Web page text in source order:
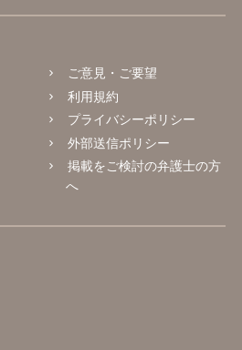
ご意見・ご要望
利用規約
プライバシーポリシー
外部送信ポリシー
掲載をご検討の弁護士の方
へ